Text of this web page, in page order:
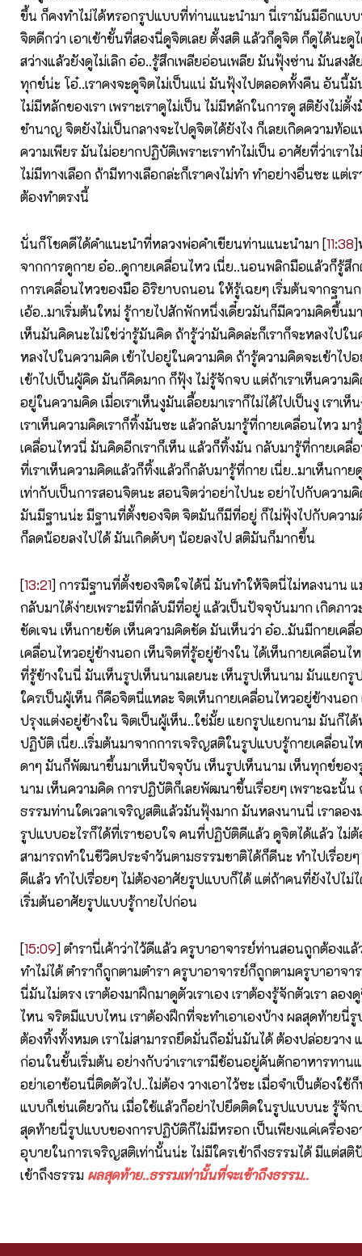
ขึ้น ก็คงทำไม่ได้หรอกรูปแบบที่ท่านแนะนำมา นี่เรามันมีอีกแบ
จิตดีกว่า เอาเข้าขั้นที่สองนี่ดูจิตเลย ตั้งสติ แล้วก็ดูจิต ก็ดูได้นะดู
สว่างแล้วยังดูไม่เลิก อ๋อ..รู้สึกเพลียอ่อนเพลีย มันฟุ้งซ่าน มันสง
ทุกข์น่ะ โอ๋..เราคงจะดูจิตไม่เป็นแน่ มันฟุ้งไปตลอดทั้งคืน อันนี้
ไม่มีหลักของเรา เพราะเราดูไม่เป็น ไม่มีหลักในการดู สติยังไม่ตั้
ชำนาญ จิตยังไม่เป็นกลางจะไปดูจิตได้ยังไง ก็เลยเกิดความท้อ
ความเพียร มันไม่อยากปฏิบัติเพราะเราทำไม่เป็น อาศัยที่ว่าเราไ
ไม่มีทางเลือก ถ้ามีทางเลือกล่ะก็เราคงไม่ทำ ทำอย่างอื่นซะ แต่เ
ต้องทำตรงนี้
นั่นก็โชคดีได้คำแนะนำที่หลวงพ่อคำเขียนท่านแนะนำมา [11:38]
จากการดูกาย อ๋อ..ดูกายเคลื่อนไหว เนี่ย..นอนพลิกมือแล้วก็รู้สึ
การเคลื่อนไหวของมือ อิริยาบถนอน ให้รู้เฉยๆ เริ่มต้นจากฐานก
เอ้อ..มาเริ่มต้นใหม่ รู้กายไปสักพักหนึ่งเดี๋ยวมันก็มีความคิดขึ้นม
เห็นมันคิดนะไม่ใช่ว่ารู้มันคิด ถ้ารู้ว่ามันคิดล่ะก็เราก็จะหลงไปใ
หลงไปในความคิด เข้าไปอยู่ในความคิด ถ้ารู้ความคิดจะเข้าไป
เข้าไปเป็นผู้คิด มันก็คิดมาก ก็ฟุ้ง ไม่รู้จักจบ แต่ถ้าเราเห็นความคิ
อยู่ในความคิด เมื่อเราเห็นงูมันเลื้อยมาเราก็ไม่ได้ไปเป็นงู เราเห็
เราเห็นความคิดเราก็ทิ้งมันซะ แล้วกลับมารู้ที่กายเคลื่อนไหว ม
เคลื่อนไหวนี่ มันคิดอีกเราก็เห็น แล้วก็ทิ้งมัน กลับมารู้ที่กายเคลื่
ที่เราเห็นความคิดแล้วก็ทิ้งแล้วก็กลับมารู้ที่กาย เนี่ย..มาเห็นกา
เท่ากับเป็นการสอนจิตนะ สอนจิตว่าอย่าไปนะ อย่าไปกับความ
มันมีฐานน่ะ มีฐานที่ตั้งของจิต จิตมันก็มีที่อยู่ ก็ไม่ฟุ้งไปกับควา
ก็ลดน้อยลงไปได้ มันเกิดดับๆ น้อยลงไป สติมันก็มากขึ้น
[13:21] การมีฐานที่ตั้งของจิตใจได้นี่ มันทำให้จิตนี่ไม่หลงนาน แ
กลับมาได้ง่ายเพราะมีที่กลับมีที่อยู่ แล้วเป็นปัจจุบันมาก เกิดภา
ชัดเจน เห็นกายชัด เห็นความคิดชัด มันเห็นว่า อ๋อ..มันมีกายเคลื่
เคลื่อนไหวอยู่ข้างนอก เห็นจิตที่รู้อยู่ข้างใน ได้เห็นกายเคลื่อนไ
ที่รู้ข้างในนี่ มันเห็นรูปเห็นนามเลยนะ เห็นรูปเห็นนาม มันแยก
ใครเป็นผู้เห็น ก็คือจิตนี่แหละ จิตเห็นกายเคลื่อนไหวอยู่ข้างนอ
ปรุงแต่งอยู่ข้างใน จิตเป็นผู้เห็น..ใช่มั้ย แยกรูปแยกนาม มันก็ไ
ปฏิบัติ เนี่ย..เริ่มต้นมาจากการเจริญสติในรูปแบบรู้กายเคลื่อนไ
ดาๆ มันก็พัฒนาขึ้นมาเห็นปัจจุบัน เห็นรูปเห็นนาม เห็นทุกข์ขอ
นาม เห็นความคิด การปฏิบัติก็เลยพัฒนาขึ้นเรื่อยๆ เพราะฉะนั้
ธรรมท่านใดเวลาเจริญสติแล้วมันฟุ้งมาก มันหลงนานนี่ เราลอ
รูปแบบอะไรก็ได้ที่เราชอบใจ คนที่ปฏิบัติดีแล้ว ดูจิตได้แล้ว ไม่
สามารถทำในชีวิตประจำวันตามธรรมชาติได้ก็ดีนะ ทำไปเรื่อย
ดีแล้ว ทำไปเรื่อยๆ ไม่ต้องอาศัยรูปแบบก็ได้ แต่ถ้าคนที่ยังไปไม่ไ
เริ่มต้นอาศัยรูปแบบรู้กายไปก่อน
[15:09] ตำรานี่เค้าว่าไว้ดีแล้ว ครูบาอาจารย์ท่านสอนถูกต้องแล้
ทำไม่ได้ ตำราก็ถูกตามตำรา ครูบาอาจารย์ก็ถูกตามครูบาอาจา
นี่มันไม่ตรง เราต้องมาฝึกมาดูตัวเราเอง เราต้องรู้จักตัวเรา ลอ
ไหน จริตมีแบบไหน เราต้องฝึกที่จะทำเอาเองบ้าง ผลสุดท้ายนี่รู
ต้องทิ้งทั้งหมด เราไม่สามารถยึดมั่นถือมั่นมันได้ ต้องปล่อยวาง
ก่อนในขั้นเริ่มต้น อย่างกับว่าเราเรามีช้อนอยู่คันตักอาหารทาน
อย่าเอาช้อนนี่ติดตัวไป..ไม่ต้อง วางเอาไว้ซะ เมื่อจำเป็นต้องใช้
แบบก็เช่นเดียวกัน เมื่อใช้แล้วก็อย่าไปยึดติดในรูปแบบนะ รู้จัก
สุดท้ายนี่รูปแบบของการปฏิบัติก็ไม่มีหรอก เป็นเพียงแค่เครื่องอ
อุบายในการเจริญสติเท่านั้นน่ะ ไม่มีใครเข้าถึงธรรมได้ มีแต่ส
เข้าถึงธรรม ผลสุดท้าย..ธรรมเท่านั้นที่จะเข้าถึงธรรม..